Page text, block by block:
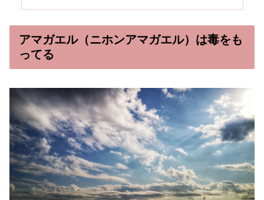
アマガエル（ニホンアマガエル）は毒をも
ってる